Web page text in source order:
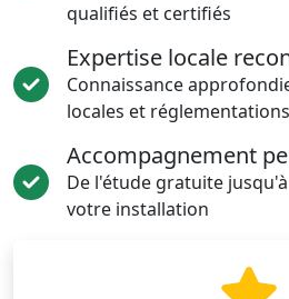
qualifiés et certifiés
Expertise locale
Connaissance
locales et réglementations
Accompagnement
De l'étude gratuite
votre installation